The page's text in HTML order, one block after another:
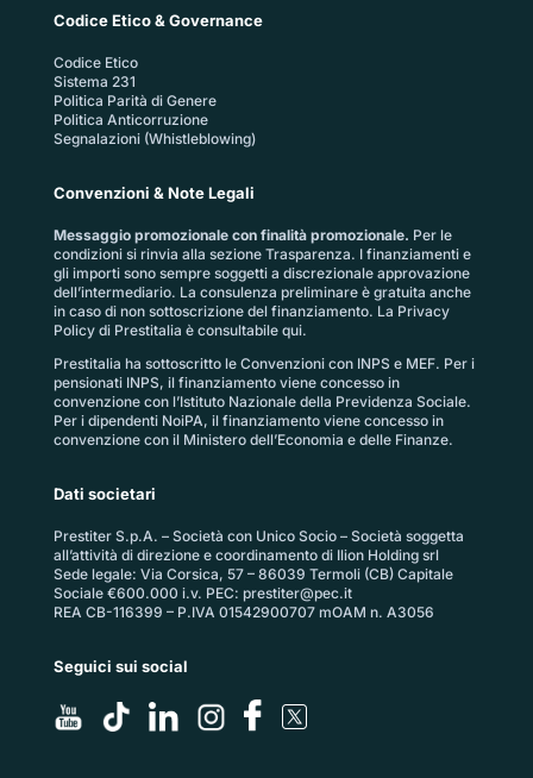
Codice Etico & Governance
Codice Etico
Sistema 231
Politica Parità di Genere
Politica Anticorruzione
Segnalazioni (Whistleblowing)
Convenzioni & Note Legali
Messaggio promozionale con finalità promozionale. Per le
condizioni si rinvia alla sezione Trasparenza. I finanziamenti e
gli importi sono sempre soggetti a discrezionale approvazione
dell’intermediario. La consulenza preliminare è gratuita anche
in caso di non sottoscrizione del finanziamento. La Privacy
Policy di Prestitalia è consultabile qui.
Prestitalia ha sottoscritto le Convenzioni con INPS e MEF. Per i
pensionati INPS, il finanziamento viene concesso in
convenzione con l’Istituto Nazionale della Previdenza Sociale.
Per i dipendenti NoiPA, il finanziamento viene concesso in
convenzione con il Ministero dell’Economia e delle Finanze.
Dati societari
Prestiter S.p.A. – Società con Unico Socio – Società soggetta
all’attività di direzione e coordinamento di Ilion Holding srl
Sede legale: Via Corsica, 57 – 86039 Termoli (CB) Capitale
Sociale €600.000 i.v. PEC: prestiter@pec.it
REA CB-116399 – P.IVA 01542900707 mOAM n. A3056
Seguici sui social